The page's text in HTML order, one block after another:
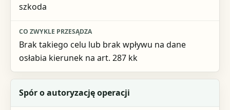
szkoda
Brak takiego celu lub brak wpływu na dane
osłabia kierunek na art. 287 kk
Spór o autoryzację operacji